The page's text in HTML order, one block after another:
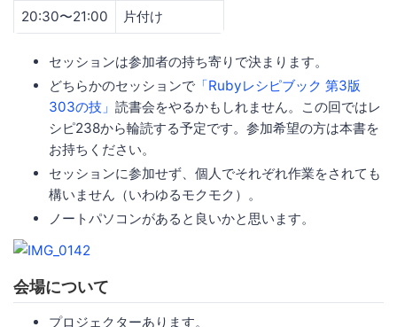
20:30〜21:00
片付け
セッションは参加者の持ち寄りで決まります。
どちらかのセッションで 「Rubyレシピブック 第3版
303の技」 読書会をやるかもしれません。この回ではレ
シピ238から輪読する予定です。参加希望の方は本書を
お持ちください。
セッションに参加せず、個人でそれぞれ作業をされても
構いません（いわゆるモクモク）。
ノートパソコンがあると良いかと思います。
会場について
プロジェクターあります。